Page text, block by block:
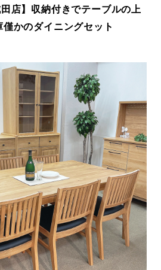
店】収納付きでテーブルの上
かのダイニングセット